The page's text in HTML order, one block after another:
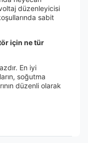
düzenleyicisi
sabit
için ne tür
En iyi
soğutma
düzenli olarak